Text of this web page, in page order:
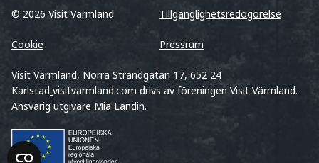
© 2026 Visit Värmland Tillgänglighetsredogörelse
Cookie Pressrum
Visit Värmland, Norra Strandgatan 17, 652 24
Karlstad visitvarmland.com drivs av föreningen Visit Värmland.
Ansvarig utgivare Mia Landin.